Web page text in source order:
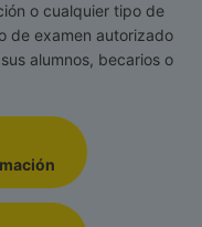
o cualquier tipo de
de examen autorizado
alumnos, becarios o